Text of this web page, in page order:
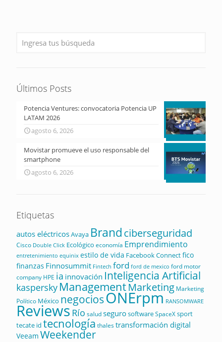
Últimos Posts
Potencia Ventures: convocatoria Potencia UP
LATAM 2026
agosto 6, 2026
Movistar promueve el uso responsable del
smartphone
agosto 6, 2026
Etiquetas
autos eléctricosAvaya Brandciberseguridad
Cisco Double Click Ecológico economía Emprendimiento
entretenimiento equinix estilo de vida Facebook Connectfico
finanzas Finnosummit Fintech ford ford de mexico ford motor
company HPE ia innovación Inteligencia Artificial
kaspersky ManagementMarketing Marketing
Político México negociosONErpm RANSOMWARE
Reviews Río saludsegurosoftwareSpaceXsport
tecate id tecnología thalestransformación digital
Veeam Weekender